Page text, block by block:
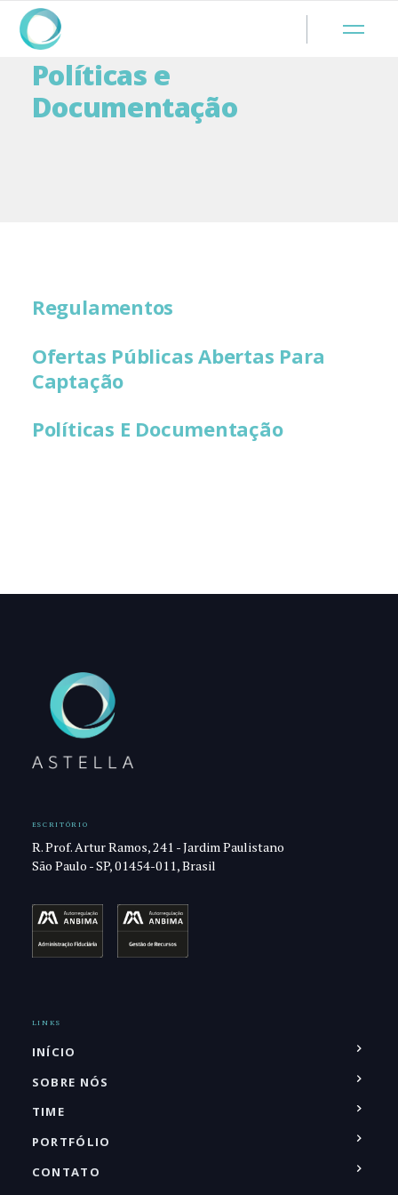
Políticas e
Documentação
Regulamentos
Ofertas Públicas Abertas Para
Captação
Políticas E Documentação
ESCRITÓRIO
R. Prof. Artur Ramos, 241 - Jardim Paulistano
São Paulo - SP, 01454-011, Brasil
LINKS
INÍCIO
SOBRE NÓS
TIME
PORTFÓLIO
CONTATO